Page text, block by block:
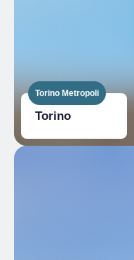
Torino Metropoli
Torino